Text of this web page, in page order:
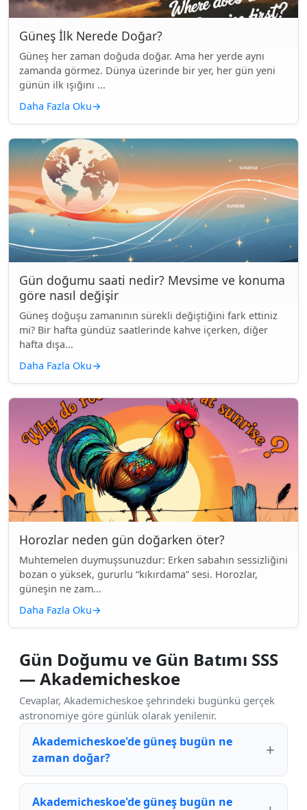
Güneş İlk Nerede Doğar?
Güneş her zaman doğuda doğar. Ama her yerde aynı
zamanda görmez. Dünya üzerinde bir yer, her gün yeni
günün ilk ışığını ...
Daha Fazla Oku→
Gün doğumu saati nedir? Mevsime ve konuma
göre nasıl değişir
Güneş doğuşu zamanının sürekli değiştiğini fark ettiniz
mi? Bir hafta gündüz saatlerinde kahve içerken, diğer
hafta dışa...
Daha Fazla Oku→
Horozlar neden gün doğarken öter?
Muhtemelen duymuşsunuzdur: Erken sabahın sessizliğini
bozan o yüksek, gururlu “kıkırdama” sesi. Horozlar,
güneşin ne zam...
Daha Fazla Oku→
Gün Doğumu ve Gün Batımı SSS
— Akademicheskoe
Cevaplar, Akademicheskoe şehrindeki bugünkü gerçek
astronomiye göre günlük olarak yenilenir.
Akademicheskoe'de güneş bugün ne
zaman doğar?
Akademicheskoe'de güneş bugün ne